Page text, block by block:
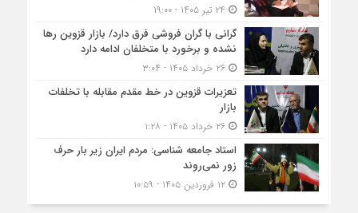
گرانی با گران‌ فروشی فرق دارد/ بازار قزوین رها
نشده و برخورد با متخلفان ادامه دارد
۲۶ خرداد ۱۴۰۵ - ۳:۰۴
تعزیرات قزوین در خط مقدم مقابله با تخلفات
بازار
۲۶ خرداد ۱۴۰۵ - ۱:۲۸
استاد جامعه شناسی: مردم ایران زیر بار حرف
زور نمی‌روند
۱۲ فروردین ۱۴۰۵ - ۱۰:۵۹